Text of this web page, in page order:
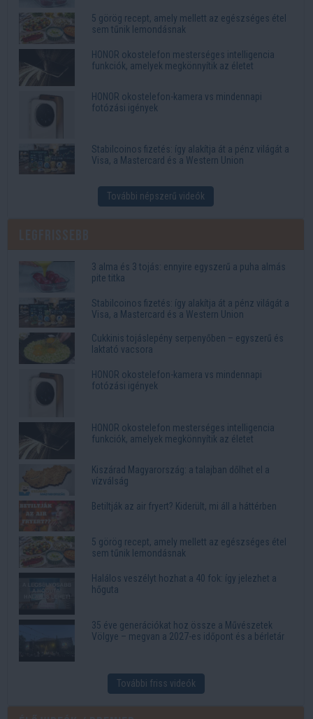
5 görög recept, amely mellett az egészséges étel
sem tűnik lemondásnak
HONOR okostelefon mesterséges intelligencia
funkciók, amelyek megkönnyítik az életet
HONOR okostelefon-kamera vs mindennapi
fotózási igények
Stabilcoinos fizetés: így alakítja át a pénz világát a
Visa, a Mastercard és a Western Union
További népszerű videók
3 alma és 3 tojás: ennyire egyszerű a puha almás
pite titka
Stabilcoinos fizetés: így alakítja át a pénz világát a
Visa, a Mastercard és a Western Union
Cukkinis tojáslepény serpenyőben – egyszerű és
laktató vacsora
HONOR okostelefon-kamera vs mindennapi
fotózási igények
HONOR okostelefon mesterséges intelligencia
funkciók, amelyek megkönnyítik az életet
Kiszárad Magyarország: a talajban dőlhet el a
vízválság
Betiltják az air fryert? Kiderült, mi áll a háttérben
5 görög recept, amely mellett az egészséges étel
sem tűnik lemondásnak
Halálos veszélyt hozhat a 40 fok: így jelezhet a
hőguta
35 éve generációkat hoz össze a Művészetek
Völgye – megvan a 2027-es időpont és a bérletár
További friss videók